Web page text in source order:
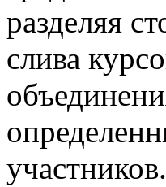
разделяя
слива